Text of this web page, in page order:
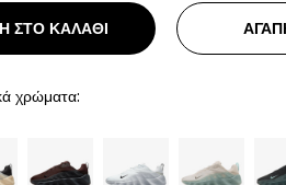
ΣΤΟ ΚΑΛΑΘΙ
χρώματα: